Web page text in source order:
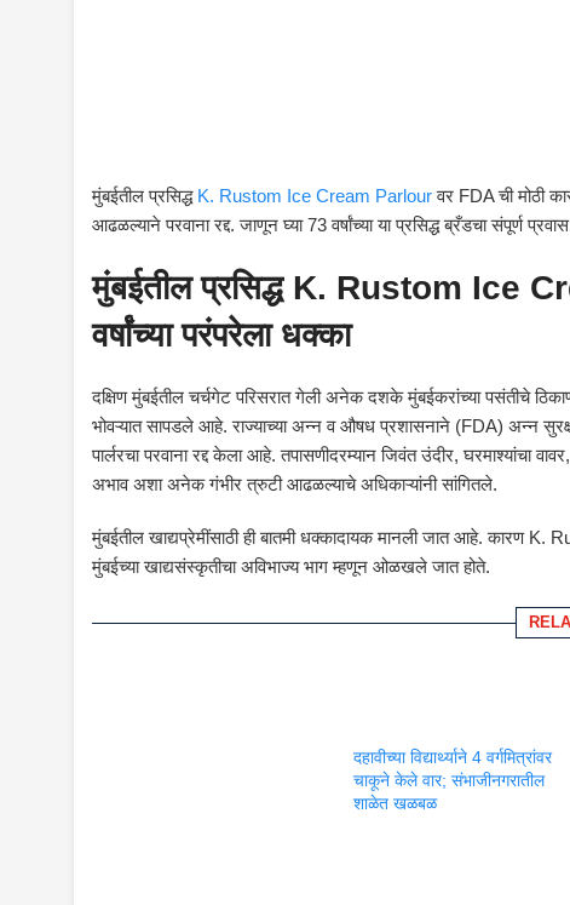
मुंबईतील प्रसिद्ध K. Rustom Ice Cream Parlourवर FDA ची मोठी
आढळल्याने परवाना रद्द. जाणून घ्या 73 वर्षांच्या या प्रसिद्ध ब्रँडचा संपूर्ण
मुंबईतील प्रसिद्ध K. Rustom Ice
वर्षांच्या परंपरेला धक्का
दक्षिण मुंबईतील चर्चगेट परिसरात गेली अनेक दशके मुंबईकरांच्या पसंतीचे
भोवऱ्यात सापडले आहे. राज्याच्या अन्न व औषध प्रशासनाने (FDA) अन्न
पार्लरचा परवाना रद्द केला आहे. तपासणीदरम्यान जिवंत उंदीर, घरमाश्यांचा
अभाव अशा अनेक गंभीर त्रुटी आढळल्याचे अधिकाऱ्यांनी सांगितले.
मुंबईतील खाद्यप्रेमींसाठी ही बातमी धक्कादायक मानली जात आहे.
मुंबईच्या खाद्यसंस्कृतीचा अविभाज्य भाग म्हणून ओळखले जात होते.
दहावीच्या विद्यार्थ्याने 4 वर्गमित्रांवर
चाकूने केले वार; संभाजीनगरातील
शाळेत खळबळ